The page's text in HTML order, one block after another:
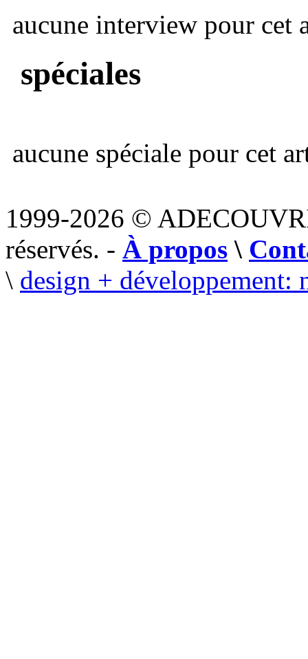
aucune interview pour cet
spéciales
aucune spéciale pour cet
1999-2026 ©
réservés. - À propos \
\ design + développement: